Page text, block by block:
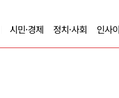
시민·경제 정치·사회 인사